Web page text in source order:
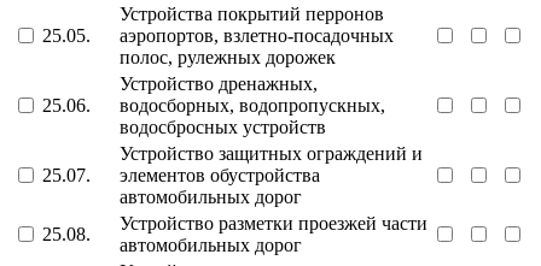
25.05.
Устройства покрытий перронов
аэропортов, взлетно-посадочных
полос, рулежных дорожек
25.06.
Устройство дренажных,
водосборных, водопропускных,
водосбросных устройств
25.07.
Устройство защитных ограждений и
элементов обустройства
автомобильных дорог
25.08.
Устройство разметки проезжей части
автомобильных дорог